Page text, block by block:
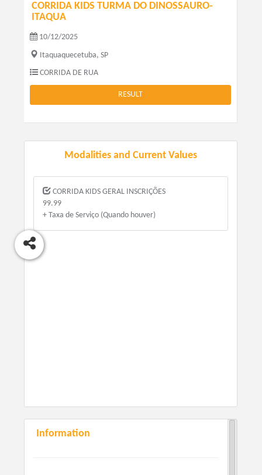
CORRIDA KIDS TURMA DO DINOSSAURO-
ITAQUA
10/12/2025
Itaquaquecetuba, SP
CORRIDA DE RUA
RESULT
Modalities and Current Values
CORRIDA KIDS GERAL INSCRIÇÕES
99.99
+ Taxa de Serviço (Quando houver)
Information